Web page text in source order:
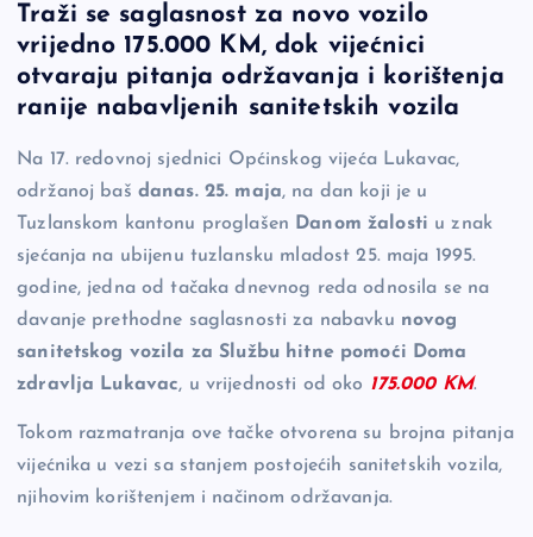
c
e
b
o
k
p
y
Li
k
se
n
g
er
er ar
e
Traži se saglasnost za novo vozilo
vrijedno 175.000 KM, dok vijećnici
otvaraju pitanja održavanja i korištenja
ranije nabavljenih sanitetskih vozila
Na 17. redovnoj sjednici Općinskog vijeća Lukavac,
održanoj baš danas. 25. maja, na dan koji je u
Tuzlanskom kantonu proglašen Danom žalosti u znak
sjećanja na ubijenu tuzlansku mladost 25. maja 1995.
godine, jedna od tačaka dnevnog reda odnosila se na
davanje prethodne saglasnosti za nabavku novog
sanitetskog vozila za Službu hitne pomoći Doma
zdravlja Lukavac, u vrijednosti od oko 175.000 KM.
Tokom razmatranja ove tačke otvorena su brojna pitanja
vijećnika u vezi sa stanjem postojećih sanitetskih vozila,
njihovim korištenjem i načinom održavanja.